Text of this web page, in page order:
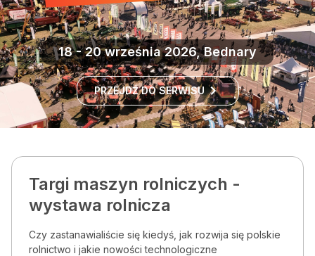
18 - 20 września 2026, Bednary
PRZEJDŹ DO SERWISU
Targi maszyn rolniczych -
wystawa rolnicza
Czy zastanawialiście się kiedyś, jak rozwija się polskie
rolnictwo i jakie nowości technologiczne